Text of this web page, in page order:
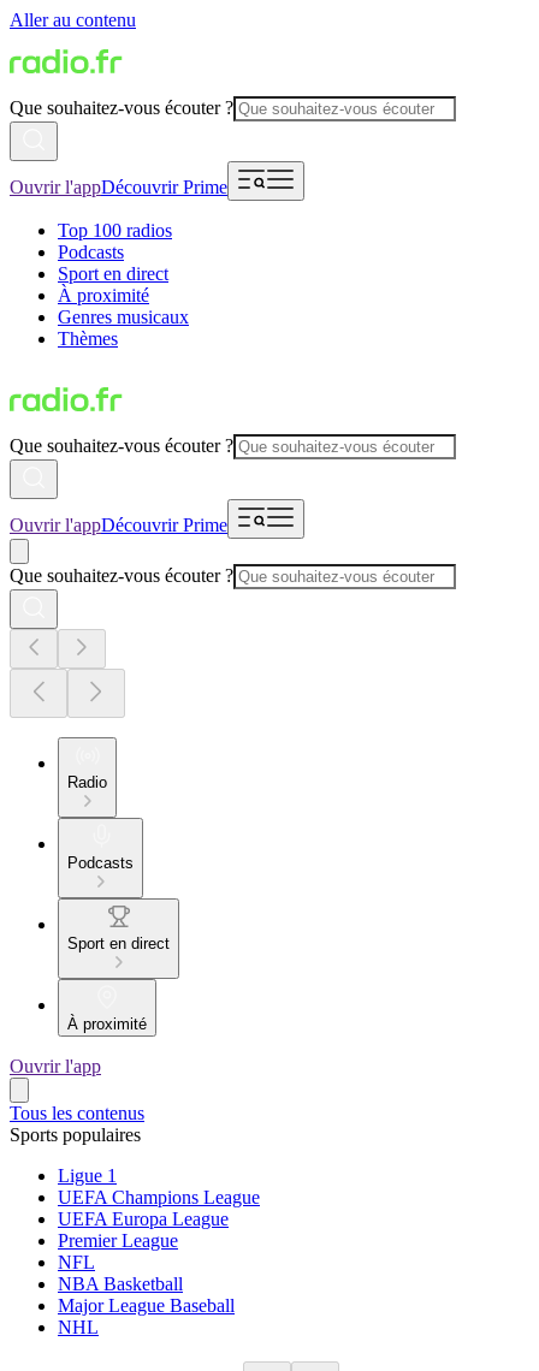
Aller au contenu
Que souhaitez-vous écouter ?
Ouvrir l'appDécouvrir Prime
Top 100 radios
Podcasts
Sport en direct
À proximité
Genres musicaux
Thèmes
Que souhaitez-vous écouter ?
Ouvrir l'appDécouvrir Prime
Que souhaitez-vous écouter ?
Radio
Podcasts
Sport en direct
À proximité
Ouvrir l'app
Tous les contenus
Sports populaires
Ligue 1
UEFA Champions League
UEFA Europa League
Premier League
NFL
NBA Basketball
Major League Baseball
NHL